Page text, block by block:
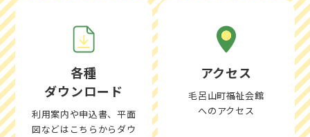
各種
ダウンロード
利用案内や申込書、平面
図などはこちらからダウ
アクセス
毛呂山町福祉会館
へのアクセス